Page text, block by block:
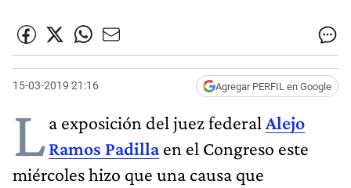
15-03-2019 21:16 Agregar PERFIL en Google
La exposición del juez federal Alejo
Ramos Padillaen el Congreso este
miércoles hizo que una causa que